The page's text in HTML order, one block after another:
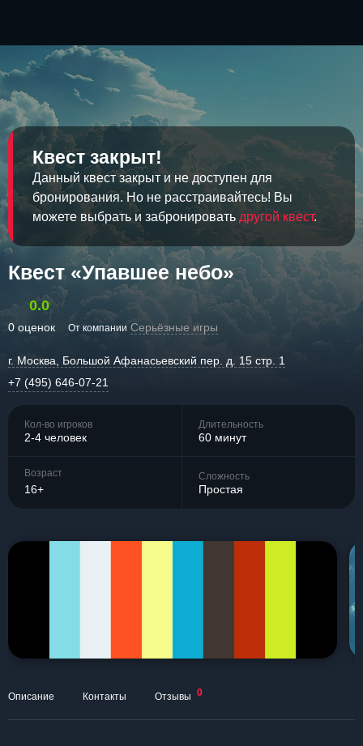
Квест закрыт!
Данный квест закрыт и не доступен для
бронирования. Но не расстраивайтесь! Вы
можете выбрать и забронировать другой квест.
Квест «Упавшее небо»
0.0
0 оценок От компании Серьёзные игры
г. Москва, Большой Афанасьевский пер. д. 15 стр. 1
+7 (495) 646-07-21
Кол-во игроков
2-4 человек
Длительность
60 минут
Возраст
16+
Сложность
Простая
Описание Контакты Отзывы 0